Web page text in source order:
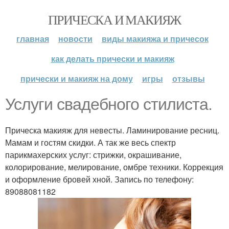
ПРИЧЕСКА И МАКИЯЖ
главная новости
виды макияжа и причесок
как делать прически и макияж
прически и макияж на дому
игры отзывы
Услуги свадебного стилиста.
Прическа макияж для невесты. Ламинирование ресниц.
Мамам и гостям скидки. А так же весь спектр
парикмахерских услуг: стрижки, окрашивание,
колорирование, мелирование, омбре техники. Коррекция
и оформление бровей хной. Запись по телефону:
89088081182